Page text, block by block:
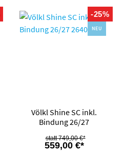
-25%
NEU
Völkl Shine SC inkl.
Bindung 26/27
559,00 €*
749,00 €*